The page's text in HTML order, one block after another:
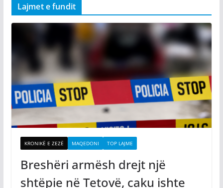
Lajmet e fundit
KRONIKË E ZEZË MAQEDONI TOP LAJME
Breshëri armësh drejt një
shtëpie në Tetovë, caku ishte